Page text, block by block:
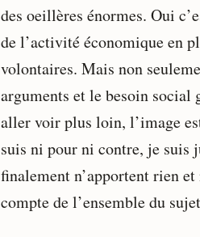
des oeillères énormes. Oui
de l’activité économique en
volontaires. Mais non
arguments et le besoin social
aller voir plus loin, l’image
suis ni pour ni contre, je suis
finalement n’apportent rien
compte de l’ensemble du